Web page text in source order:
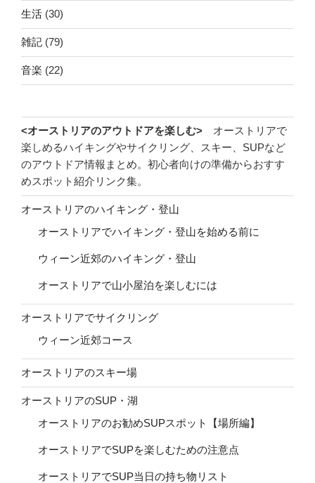
生活 (30)
雑記 (79)
音楽 (22)
<オーストリアのアウトドアを楽しむ> オーストリアで
楽しめるハイキングやサイクリング、スキー、SUPなど
のアウトドア情報まとめ。初心者向けの準備からおすす
めスポット紹介リンク集。
オーストリアのハイキング・登山
オーストリアでハイキング・登山を始める前に
ウィーン近郊のハイキング・登山
オーストリアで山小屋泊を楽しむには
オーストリアでサイクリング
ウィーン近郊コース
オーストリアのスキー場
オーストリアのSUP・湖
オーストリアのお勧めSUPスポット【場所編】
オーストリアでSUPを楽しむための注意点
オーストリアでSUP当日の持ち物リスト